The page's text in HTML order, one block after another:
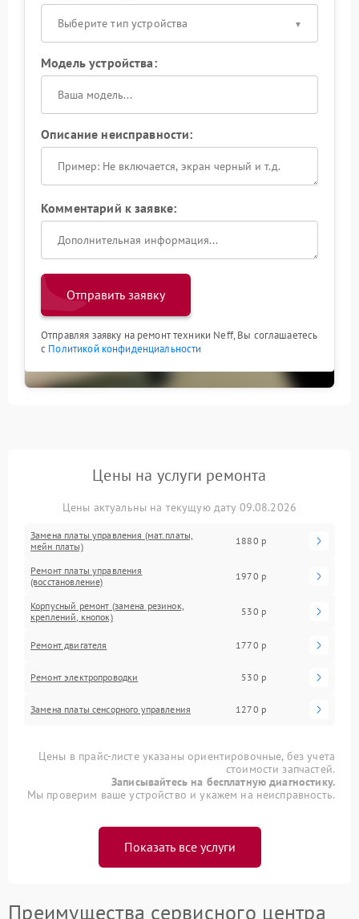
Выберите тип устройства
Модель устройства:
Описание неисправности:
Комментарий к заявке:
Отправить заявку
Отправляя заявку на ремонт техники Neff, Вы соглашаетесь
с Политикой конфиденциальности
Цены на услуги ремонта
Цены актуальны на текущую дату 09.08.2026
Замена платы управления (мат.платы,
мейн платы)
1880 р
Ремонт платы управления
(восстановление)
1970 р
Корпусный ремонт (замена резинок,
креплений, кнопок)
530 р
Ремонт двигателя 1770 р
Ремонт электропроводки 530 р
Замена платы сенсорного управления 1270 р
Цены в прайс-листе указаны ориентировочные, без учета
стоимости запчастей.
Записывайтесь на бесплатную диагностику.
Мы проверим ваше устройство и укажем на неисправность.
Показать все услуги
Преимущества сервисного центра